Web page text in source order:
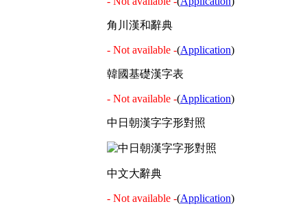
角川漢和辭典
- Not available -(Application)
韓國基礎漢字表
- Not available -(Application)
中日朝漢字字形對照
中文大辭典
- Not available -(Application)